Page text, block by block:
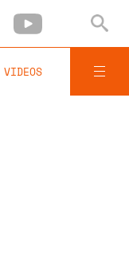
VIDEOS